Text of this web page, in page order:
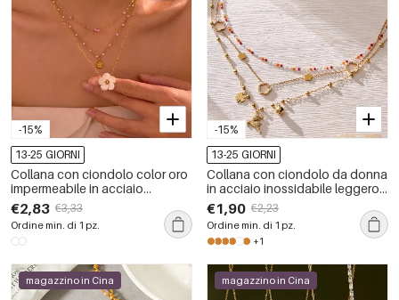
-15%
13-25 GIORNI
Collana con ciondolo color oro
impermeabile in acciaio
inossidabile con fiore dolce, 1
pezzo
€2,83 €3,33
Ordine min. di 1 pz.
-15%
13-25 GIORNI
Collana con ciondolo da donna
in acciaio inossidabile leggero
color oro, impermeabile e anti-
ossidazione, con catena a
forma di fiore semplice
€1,90 €2,23
Ordine min. di 1 pz.
+1
magazzino in Cina magazzino in Cina